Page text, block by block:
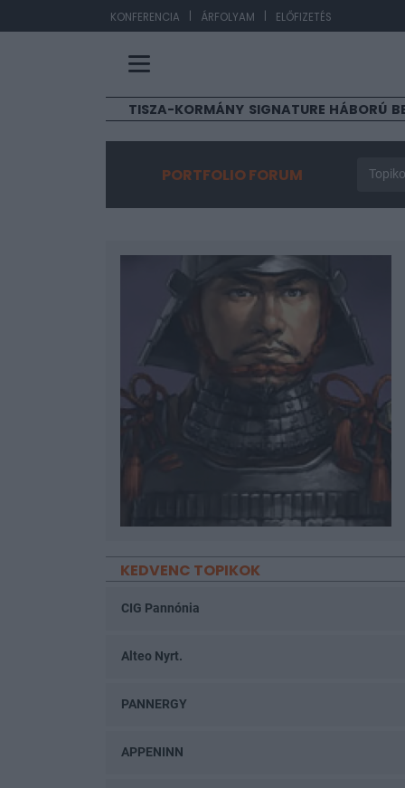
KONFERENCIA | ÁRFOLYAM | ELŐFIZETÉS
TISZA-KORMÁNY SIGNATURE HÁBORÚ
PORTFOLIO FORUM
KEDVENC TOPIKOK
CIG Pannónia
Alteo Nyrt.
PANNERGY
APPENINN